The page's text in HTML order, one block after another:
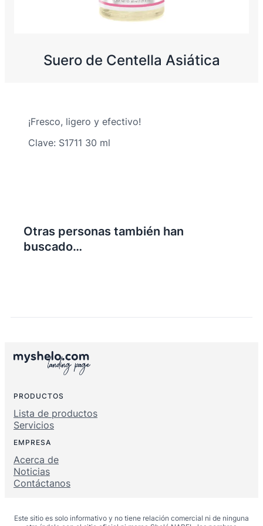
Suero de Centella Asiática
¡Fresco, ligero y efectivo!
Clave: S1711 30 ml
Otras personas también han
buscado…
PRODUCTOS
Lista de productos
Servicios
EMPRESA
Acerca de
Noticias
Contáctanos
Este sitio es solo informativo y no tiene relación comercial ni de ninguna